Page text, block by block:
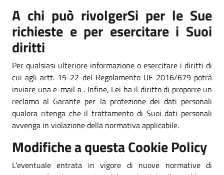
A chi può rivolgerSi per le Sue
richieste e per esercitare i Suoi
diritti
Per qualsiasi ulteriore informazione o esercitare i diritti di
cui agli artt. 15-22 del Regolamento UE 2016/679 potrà
inviare una e-mail a . Infine, Lei ha il diritto di proporre un
reclamo al Garante per la protezione dei dati personali
qualora ritenga che il trattamento di Suoi dati personali
avvenga in violazione della normativa applicabile.
Modifiche a questa Cookie Policy
L’eventuale entrata in vigore di nuove normative di